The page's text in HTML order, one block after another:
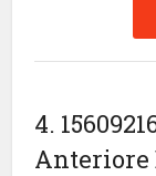
4.
Anteriore